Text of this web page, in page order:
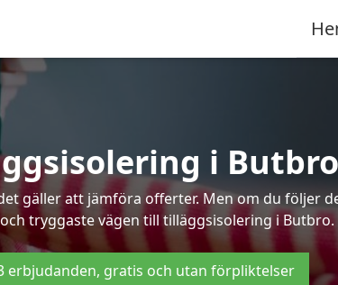
i Butbro
gäller att jämföra offerter. Men om du följer
tryggaste vägen till tilläggsisolering i Butbro.
erbjudanden, gratis och utan förpliktelser